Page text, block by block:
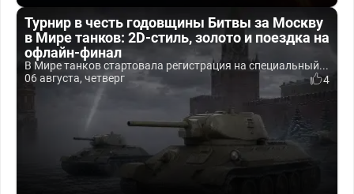
Турнир в честь годовщины Битвы за Москву
в Мире танков: 2D-стиль, золото и поездка на
офлайн-финал
В Мире танков стартовала регистрация на специальный...
06 августа, четверг
4